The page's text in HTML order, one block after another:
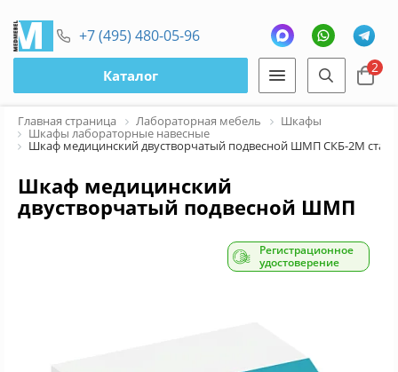
+7 (495) 480-05-96
Каталог 2
Главная страница Лабораторная мебель Шкафы
Шкафы лабораторные навесные
Шкаф медицинский двустворчатый подвесной ШМП СКБ-2М
Шкаф медицинский
двустворчатый подвесной ШМП
СКБ-2М стандарт плюс
Регистрационное
удостоверение